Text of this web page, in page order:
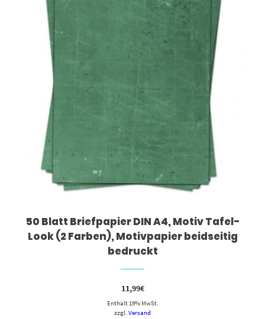
50 Blatt Briefpapier DIN A4, Motiv Tafel-
Look (2 Farben), Motivpapier beidseitig
bedruckt
11,99€
Enthält 19% MwSt.
zzgl. Versand